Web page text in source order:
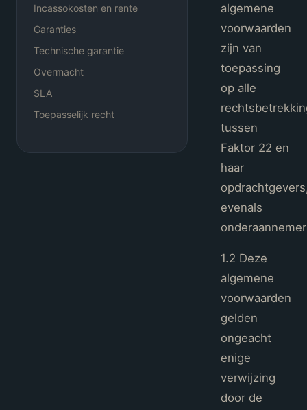
Incassokosten en rente
Garanties
Technische garantie
Overmacht
SLA
Toepasselijk recht
algemene
voorwaarden
zijn van
toepassing
op alle
tussen
Faktor 22 en
haar
evenals
1.2 Deze
algemene
voorwaarden
gelden
ongeacht
enige
verwijzing
door de